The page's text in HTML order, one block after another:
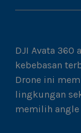
DJI Avata 360
kebebasan
Drone ini
lingkungan
memilih